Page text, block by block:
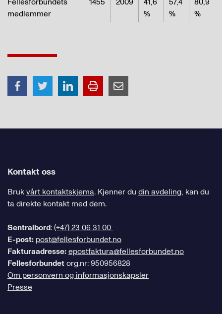
medlemmer
%
%
%
Kontakt oss
Brukvårt kontaktskjema. Kjenner du din avdeling, kan du
ta direkte kontakt med dem.
Sentralbord:(+47) 23 06 31 00
E-post: post@fellesforbundet.no
Fakturaadresse:epostfaktura@fellesforbundet.no
Fellesforbundetorg.nr: 950956828
Om personvern og informasjonskapsler
Presse